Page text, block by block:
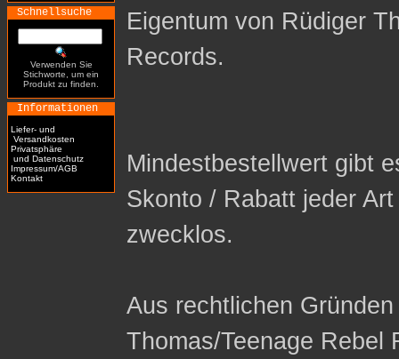
Schnellsuche
Verwenden Sie
Stichworte, um ein
Produkt zu finden.
Informationen
Liefer- und
Versandkosten
Privatsphäre
und Datenschutz
Impressum/AGB
Kontakt
Eigentum von Rüdiger
Records.
Mindestbestellwert gibt
Skonto / Rabatt jeder
zwecklos.
Aus rechtlichen
Thomas/Teenage Rebel